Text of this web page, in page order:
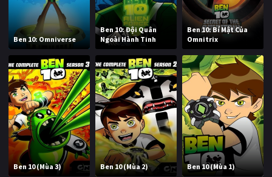
Ben 10: Omniverse
Ben 10: Đội Quân
Ngoài Hành Tinh
Ben 10: Bí Mật Của
Omnitrix
Ben 10 (Mùa 3) Ben 10 (Mùa 2) Ben 10 (Mùa 1)